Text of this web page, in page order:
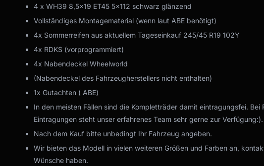
4 x WH39 8,5x19 ET45 5x112 schwarz glänzend
Vollständiges Montagematerial (wenn laut ABE benötigt)
4x Sommerreifen aus aktuellem Tageseinkauf 245/45 R19 102Y
4x RDKS (vorprogrammiert)
4x Nabendeckel Wheelworld
(Nabendeckel des Fahrzeugherstellers nicht enthalten)
1x Gutachten ( ABE)
In den meisten Fällen sind die Kompletträder damit eintragungsfei.
Eintragungen steht unser erfahrenes Team sehr gerne zur Verfügung:).
Nach dem Kauf bitte unbedingt Ihr Fahrzeug angeben.
Wir bieten das Modell in vielen weiteren Größen und Farben an,
Wünsche haben.